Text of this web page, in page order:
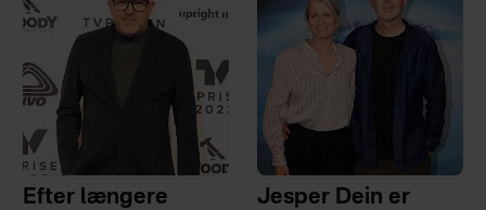
Efter længere
Jesper Dein er